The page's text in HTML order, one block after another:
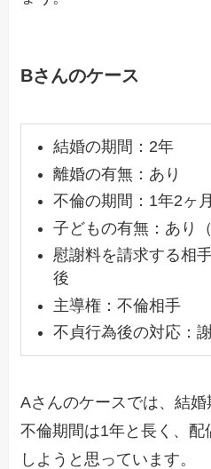
Bさんのケース
結婚の期間：2年
離婚の有無：あり
不倫の期間：1年2ヶ月
子どもの有無：あり（
慰謝料を請求する相
後
主導権：不倫相手
不貞行為後の対応：
Aさんのケースでは、結
不倫期間は1年と長く、
しようと思っています。